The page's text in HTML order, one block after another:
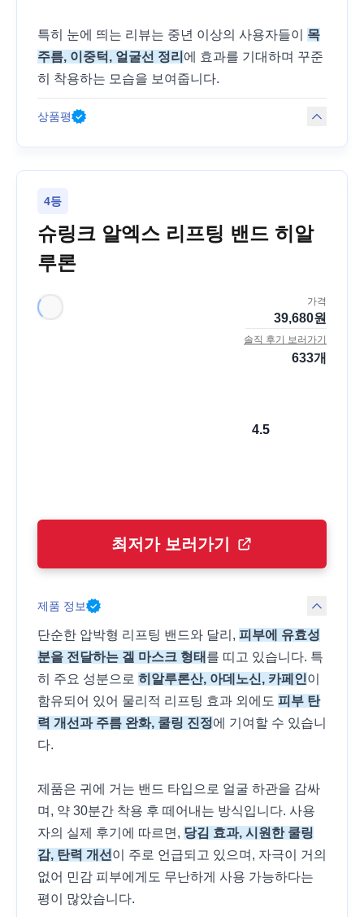
특히 눈에 띄는 리뷰는 중년 이상의 사용자들이 목
주름, 이중턱, 얼굴선 정리 에 효과를 기대하며 꾸준
히 착용하는 모습을 보여줍니다.
상품평
4등
슈링크 알엑스 리프팅 밴드 히알
루론
가격
39,680원
솔직 후기 보러가기
633개
4.5
최저가 보러가기
제품 정보
단순한 압박형 리프팅 밴드와 달리, 피부에 유효성
분을 전달하는 겔 마스크 형태 를 띠고 있습니다. 특
히 주요 성분으로 히알루론산, 아데노신, 카페인이
함유되어 있어 물리적 리프팅 효과 외에도 피부 탄
력 개선과 주름 완화, 쿨링 진정에 기여할 수 있습니
다.
제품은 귀에 거는 밴드 타입으로 얼굴 하관을 감싸
며, 약 30분간 착용 후 떼어내는 방식입니다. 사용
자의 실제 후기에 따르면, 당김 효과, 시원한 쿨링
감, 탄력 개선 이 주로 언급되고 있으며, 자극이 거의
없어 민감 피부에게도 무난하게 사용 가능하다는
평이 많았습니다.